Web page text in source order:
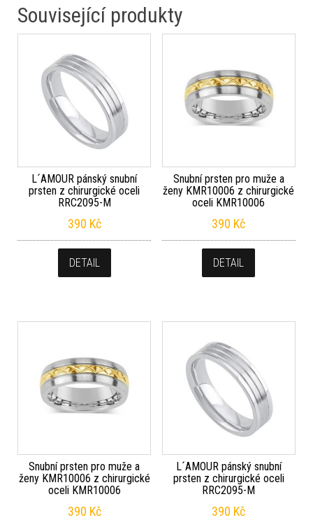
Související produkty
L´AMOUR pánský snubní
prsten z chirurgické oceli
RRC2095-M
390 Kč
DETAIL
Snubní prsten pro muže a
ženy KMR10006 z chirurgické
oceli KMR10006
390 Kč
DETAIL
Snubní prsten pro muže a
ženy KMR10006 z chirurgické
oceli KMR10006
390 Kč
L´AMOUR pánský snubní
prsten z chirurgické oceli
RRC2095-M
390 Kč